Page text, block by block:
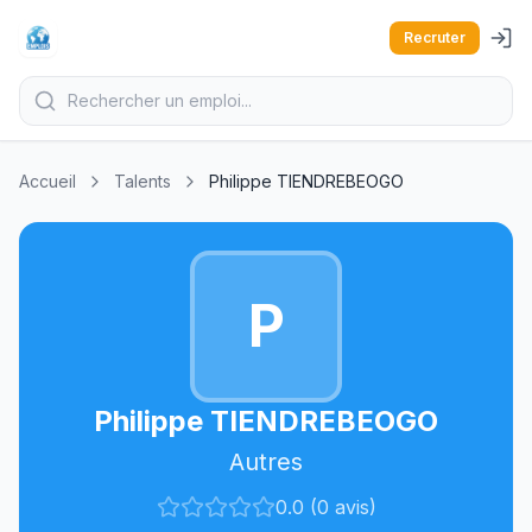
Recruter
Accueil Talents Philippe TIENDREBEOGO
P
Philippe TIENDREBEOGO
Autres
0.0 (0 avis)